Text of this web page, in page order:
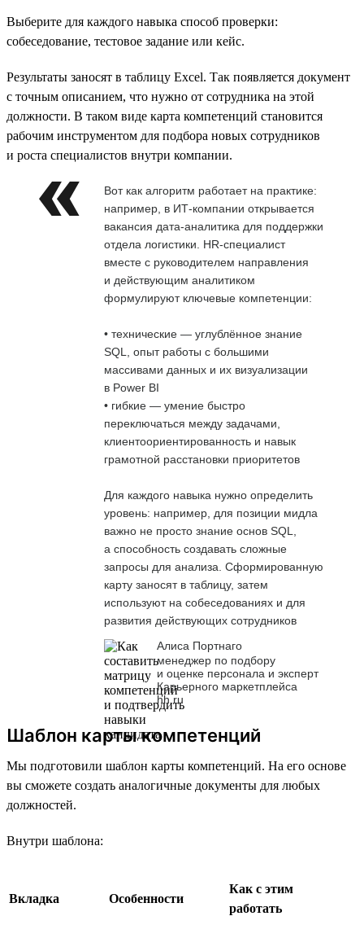
Выберите для каждого навыка способ проверки:
собеседование, тестовое задание или кейс.
Результаты заносят в таблицу Excel. Так появляется документ
с точным описанием, что нужно от сотрудника на этой
должности. В таком виде карта компетенций становится
рабочим инструментом для подбора новых сотрудников
и роста специалистов внутри компании.
Вот как алгоритм работает на практике:
например, в ИТ-компании открывается
вакансия дата-аналитика для поддержки
отдела логистики. HR-специалист
вместе с руководителем направления
и действующим аналитиком
формулируют ключевые компетенции:
• технические — углублённое знание
SQL, опыт работы с большими
массивами данных и их визуализации
в Power BI
• гибкие — умение быстро
переключаться между задачами,
клиентоориентированность и навык
грамотной расстановки приоритетов
Для каждого навыка нужно определить
уровень: например, для позиции мидла
важно не просто знание основ SQL,
а способность создавать сложные
запросы для анализа. Сформированную
карту заносят в таблицу, затем
используют на собеседованиях и для
развития действующих сотрудников
Алиса Портнаго
менеджер по подбору
и оценке персонала и эксперт
Карьерного маркетплейса
hh.ru
Шаблон карты компетенций
Мы подготовили шаблон карты компетенций. На его основе
вы сможете создать аналогичные документы для любых
должностей.
Внутри шаблона:
Вкладка Особенности
Как с этим
работать